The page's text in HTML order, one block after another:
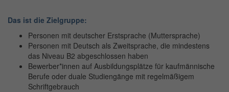
Das ist die Zielgruppe:
Personen mit deutscher Erstsprache (Muttersprache)
Personen mit Deutsch als Zweitsprache, die mindestens
das Niveau B2 abgeschlossen haben
Bewerber*innen auf Ausbildungsplätze für kaufmännische
Berufe oder duale Studiengänge mit regelmäßigem
Schriftgebrauch